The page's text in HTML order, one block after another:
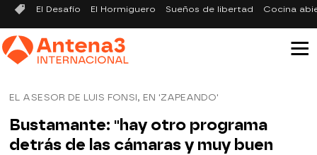
El Desafío El Hormiguero Sueños de libertad Cocina
EL ASESOR DE LUIS FONSI, EN 'ZAPEANDO'
Bustamante: "hay otro programa
detrás de las cámaras y muy buen